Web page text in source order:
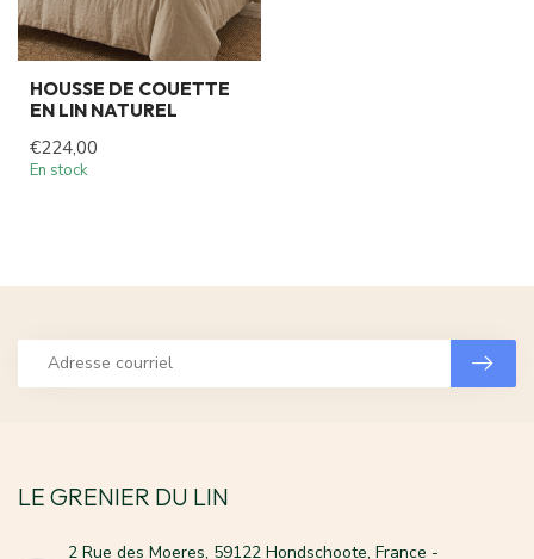
HOUSSE DE COUETTE
EN LIN NATUREL
€224,00
En stock
LE GRENIER DU LIN
2 Rue des Moeres, 59122 Hondschoote, France -